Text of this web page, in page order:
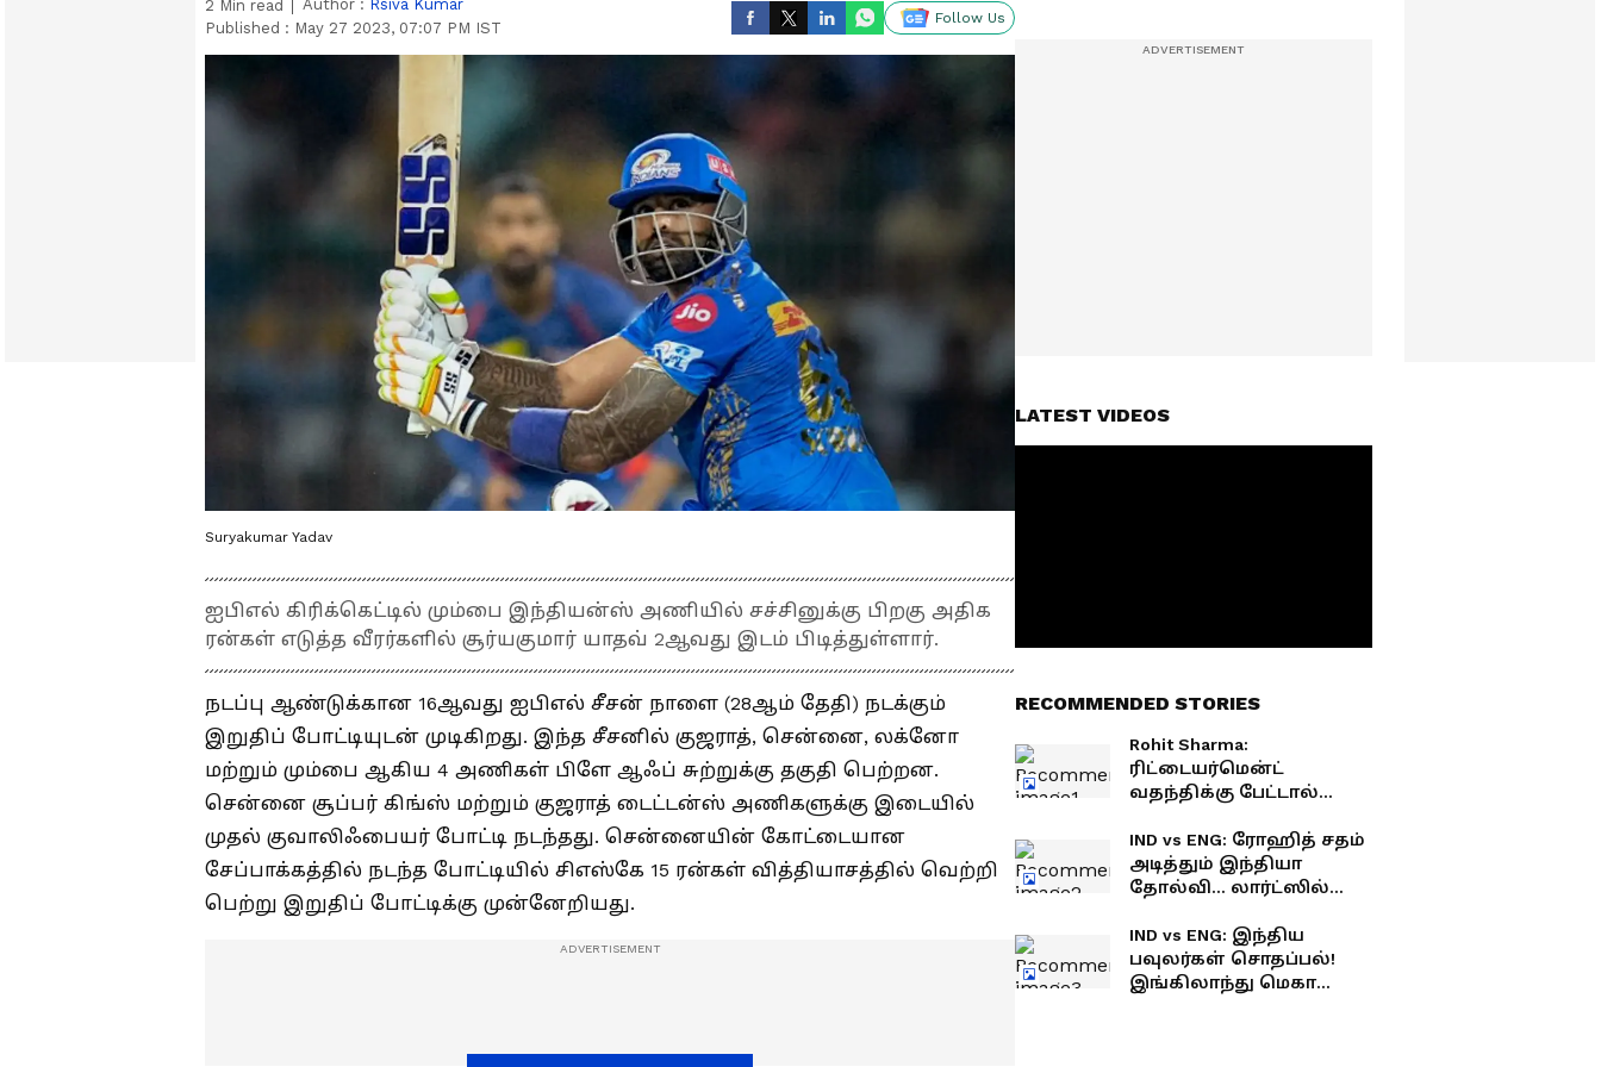
2 Min read Author : Rsiva Kumar
Published : May 27 2023, 07:07 PM IST
Follow Us
Suryakumar Yadav
ஐபிஎல் கிரிக்கெட்டில் மும்பை இந்தியன்ஸ் அணியில் சச்சினுக்கு பிறகு அதிக
ரன்கள் எடுத்த வீரர்களில் சூர்யகுமார் யாதவ் 2ஆவது இடம் பிடித்துள்ளார்.
நடப்பு ஆண்டுக்கான 16ஆவது ஐபிஎல் சீசன் நாளை (28ஆம் தேதி) நடக்கும்
இறுதிப் போட்டியுடன் முடிகிறது. இந்த சீசனில் குஜராத், சென்னை, லக்னோ
மற்றும் மும்பை ஆகிய 4 அணிகள் பிளே ஆஃப் சுற்றுக்கு தகுதி பெற்றன.
சென்னை சூப்பர் கிங்ஸ் மற்றும் குஜராத் டைட்டன்ஸ் அணிகளுக்கு இடையில்
முதல் குவாலிஃபையர் போட்டி நடந்தது. சென்னையின் கோட்டையான
சேப்பாக்கத்தில் நடந்த போட்டியில் சிஎஸ்கே 15 ரன்கள் வித்தியாசத்தில் வெற்றி
பெற்று இறுதிப் போட்டிக்கு முன்னேறியது.
LATEST VIDEOS
RECOMMENDED STORIES
Rohit Sharma:
ரிட்டையர்மென்ட்
வதந்திக்கு பேட்டால்
வரலாற்று சதம் அடித்த
ஹிட்மேன்!
IND vs ENG: ரோஹித் சதம்
அடித்தும் இந்தியா
தோல்வி... லார்ட்ஸில்
இடங்கள்..
IND vs ENG: இந்திய
பவுலர்கள் சொதப்பல்!
இங்கிலாந்து மெகா